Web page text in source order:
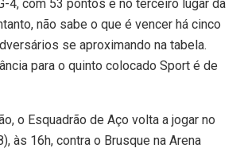
4, com 53 pontos e no terceiro lugar da
não sabe o que é vencer há cinco
se aproximando na tabela.
para o quinto colocado Sport é de
o Esquadrão de Aço volta a jogar no
às 16h, contra o Brusque na Arena